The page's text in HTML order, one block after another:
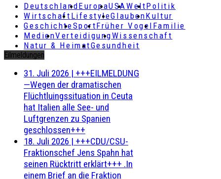
DeutschlandEuropaUSAWeltPolitik
Wirtschaft LifestyleGlaubenKultur
GeschichteSportFrüher Vogel Familie
MedienVerteidigungWissenschaft
Natur & HeimatGesundheit
Eilmeldungen
31. Juli 2026 | +++EILMELDUNG
—Wegen der dramatischen
Flüchtluingssituation in Ceuta
hat Italien alle See- und
Luftgrenzen zu Spanien
geschlossen+++
18. Juli 2026 | +++CDU/CSU-
Fraktionschef Jens Spahn hat
seinen Rücktritt erklärt+++ .In
einem Brief an die Fraktion